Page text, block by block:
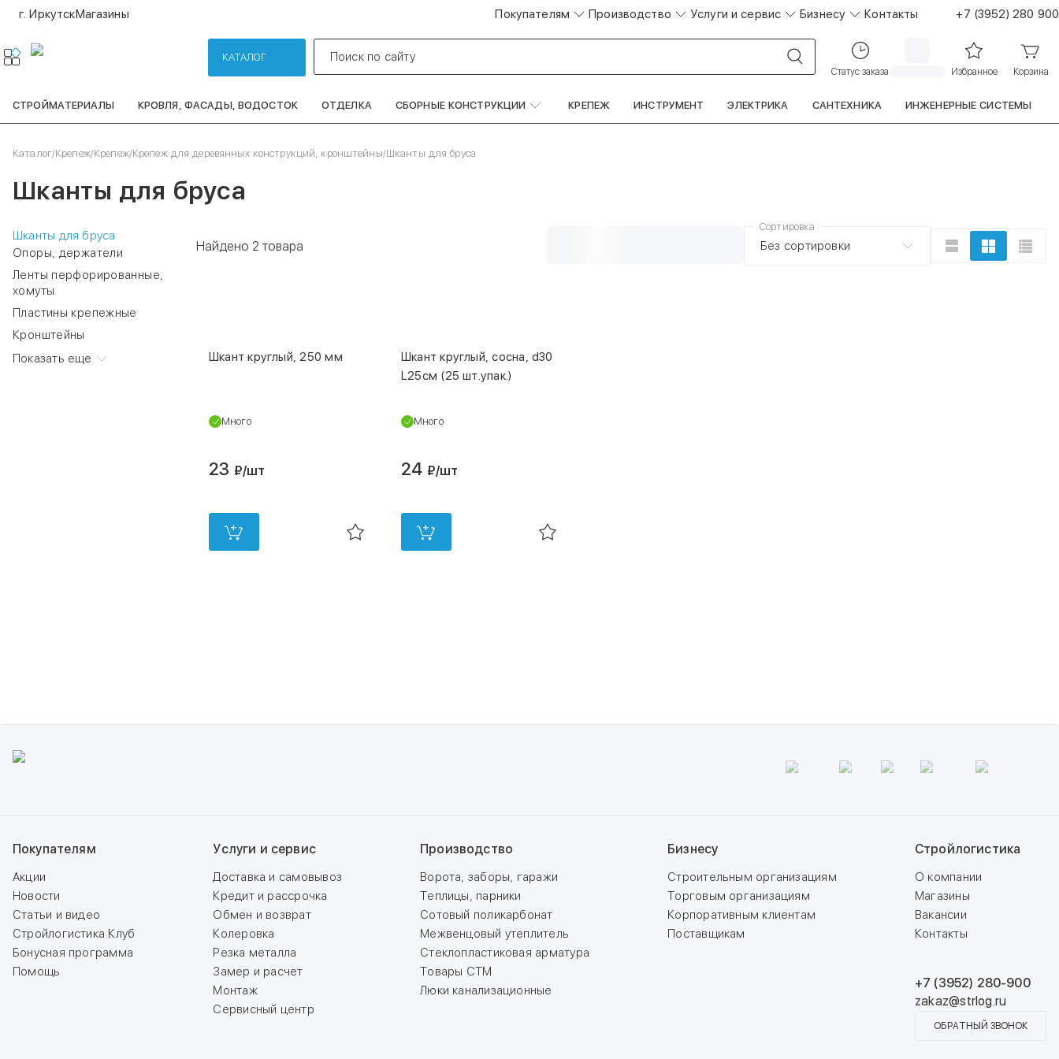
г. ИркутскМагазины Покупателям Производство Услуги и сервис Бизнесу Контакты +7 (3952) 280 900
КАТАЛОГ Поиск по сайту
Статус заказа Избранное Корзина
СТРОЙМАТЕРИАЛЫ КРОВЛЯ, ФАСАДЫ, ВОДОСТОК ОТДЕЛКА СБОРНЫЕ КОНСТРУКЦИИ КРЕПЕЖ ИНСТРУМЕНТ ЭЛЕКТРИКА САНТЕХНИКА ИНЖЕНЕРНЫЕ СИСТЕМЫ
Каталог/Крепеж/Крепеж/Крепеж для деревянных конструкций, кронштейны/Шканты для бруса
Шканты для бруса
Шканты для бруса
Опоры, держатели
Ленты перфорированные,
хомуты
Пластины крепежные
Кронштейны
Показать еще
Найдено 2 товара Без сортировки
Сортировка
Шкант круглый, 250 мм
Много
23 ₽/шт
Шкант круглый, сосна, d30
L25см (25 шт.упак.)
Много
24 ₽/шт
Покупателям
Акции
Новости
Статьи и видео
Стройлогистика Клуб
Бонусная программа
Помощь
Услуги и сервис
Доставка и самовывоз
Кредит и рассрочка
Обмен и возврат
Колеровка
Резка металла
Замер и расчет
Монтаж
Сервисный центр
Производство
Ворота, заборы, гаражи
Теплицы, парники
Сотовый поликарбонат
Межвенцовый утеплитель
Стеклопластиковая арматура
Товары СТМ
Люки канализационные
Бизнесу
Строительным организациям
Торговым организациям
Корпоративным клиентам
Поставщикам
Стройлогистика
О компании
Магазины
Вакансии
Контакты
+7 (3952) 280-900
zakaz@strlog.ru
ОБРАТНЫЙ ЗВОНОК